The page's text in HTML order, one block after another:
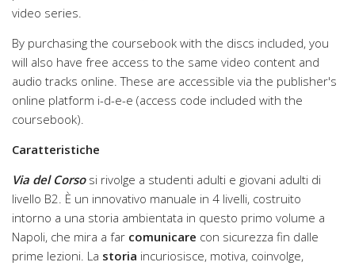
video series.
By purchasing the coursebook with the discs included, you
will also have free access to the same video content and
audio tracks online. These are accessible via the publisher's
online platform i-d-e-e (access code included with the
coursebook).
Caratteristiche
Via del Corsosi rivolge a studenti adulti e giovani adulti di
livello B2. È un innovativo manuale in 4 livelli, costruito
intorno a una storia ambientata in questo primo volume a
Napoli, che mira a far comunicare con sicurezza fin dalle
prime lezioni. La storia incuriosisce, motiva, coinvolge,